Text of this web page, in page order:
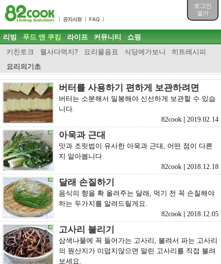
로그인
열기
목차
주메뉴 바로가기
컨텐츠 바로가기
검색 바로가기
로그인 바로가기
주메뉴
리빙 푸드 앤 쿠킹
키친토크 뭘사다먹지? 요리물음표 식당에가보니
히트레시피
요리의기초
라이프 커뮤니티 쇼핑
버터를 사용하기 편하게 보관하려면
버터는 소분해서 밀봉해야 신선하게 보관할 수 있습
니다.
82cook
2019.02.14
아욱과 근대
맛과 조릿법이 유사한 아욱과 근대, 어떤 점이 다른
지 알아봅니다.
82cook
2018.12.18
달래 손질하기
음식의 향을 확 올려주는 달래, 먹기 전 꼭 손질해야
하는 두가지를 알려드릴게요.
82cook
2018.12.05
고사리 불리기
삼색나물에 꼭 들어가는 고사리, 불려서 파는 고사리
의 원산지가 미덥지않으면 말린 고사리를 직접 불려
보세요.